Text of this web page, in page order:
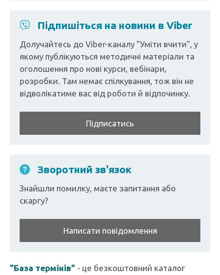
Підпишіться на новини в Viber
Долучайтесь до Viber-каналу "Уміти вчити", у
якому публікуються методичні матеріали та
оголошення про нові курси, вебінари,
розробки. Там немає спілкування, тож він не
відволікатиме вас від роботи й відпочинку.
Підписатись
Зворотний зв'язок
Знайшли помилку, маєте запитання або
скаргу?
Написати повідомлення
"База термінів" - це безкоштовний каталог